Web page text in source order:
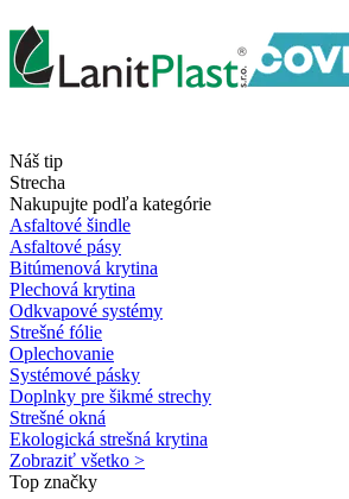
Náš tip
Strecha
Nakupujte podľa kategórie
Asfaltové šindle
Asfaltové pásy
Bitúmenová krytina
Plechová krytina
Odkvapové systémy
Strešné fólie
Oplechovanie
Systémové pásky
Doplnky pre šikmé strechy
Strešné okná
Ekologická strešná krytina
Zobraziť všetko >
Top značky